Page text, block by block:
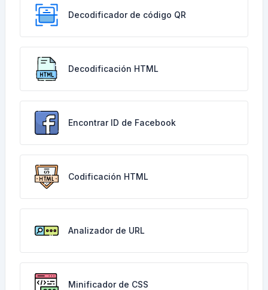
Decodificador de código QR
Decodificación HTML
Encontrar ID de Facebook
Codificación HTML
Analizador de URL
Minificador de CSS